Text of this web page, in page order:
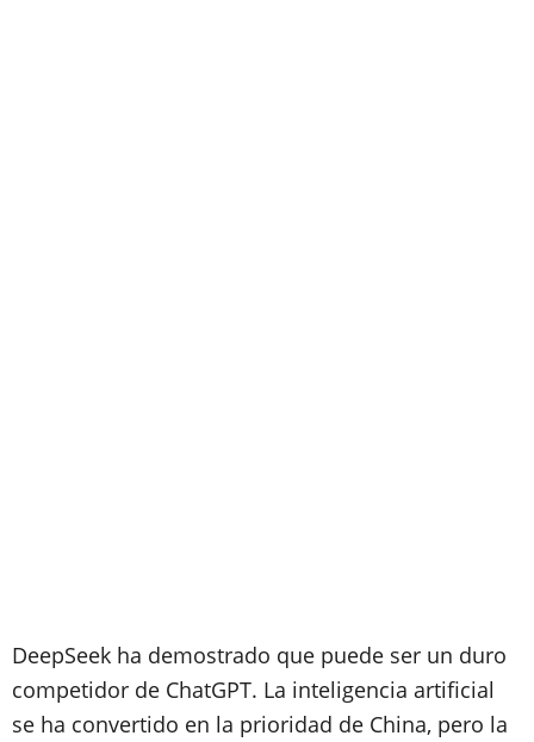
DeepSeek ha demostrado que puede ser un duro
competidor de ChatGPT. La inteligencia artificial
se ha convertido en la prioridad de China, pero la